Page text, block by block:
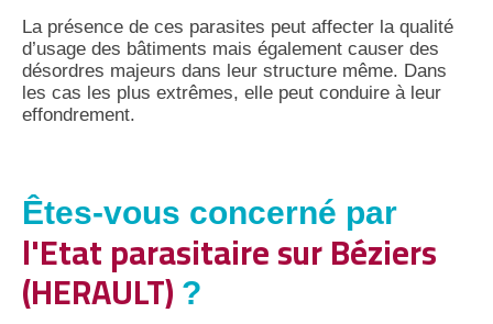
La présence de ces parasites peut affecter la qualité
d’usage des bâtiments mais également causer des
désordres majeurs dans leur structure même. Dans
les cas les plus extrêmes, elle peut conduire à leur
effondrement.
Êtes-vous concerné par
l'Etat parasitaire sur Béziers
(HERAULT) ?